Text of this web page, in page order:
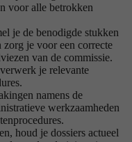
voor alle betrokken
je de benodigde stukken
je voor een correcte
van de commissie.
je relevante
namens de
werkzaamheden
houd je dossiers actueel